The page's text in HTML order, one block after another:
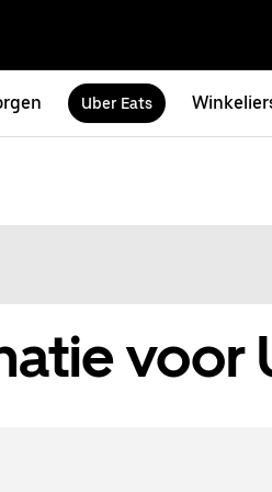
Uber Eats
voor